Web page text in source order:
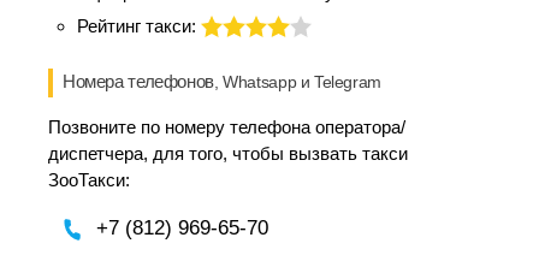
Рейтинг такси:
Номера телефонов, Whatsapp и Telegram
Позвоните по номеру телефона оператора/
диспетчера, для того, чтобы вызвать такси
ЗооТакси:
+7 (812) 969-65-70